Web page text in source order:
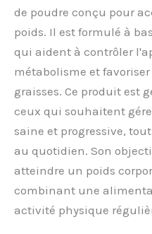
de poudre conçu pour
poids. Il est formulé à
qui aident à contrôler
métabolisme et
graisses. Ce produit est
ceux qui souhaitent
saine et progressive,
au quotidien. Son
atteindre un poids
combinant une
activité physique